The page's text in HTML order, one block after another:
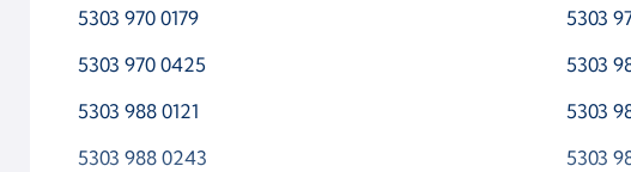
5303 970 0179
5303
5303 970 0425
5303
5303 988 0121
5303
5303 988 0243
5303